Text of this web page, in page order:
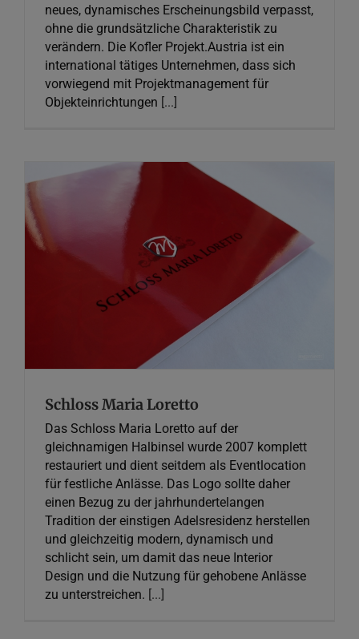
neues, dynamisches Erscheinungsbild verpasst,
ohne die grundsätzliche Charakteristik zu
verändern. Die Kofler Projekt.Austria ist ein
international tätiges Unternehmen, dass sich
vorwiegend mit Projektmanagement für
Objekteinrichtungen [...]
Schloss Maria Loretto
Graphic Design
Schloss Maria Loretto
Das Schloss Maria Loretto auf der
gleichnamigen Halbinsel wurde 2007 komplett
restauriert und dient seitdem als Eventlocation
für festliche Anlässe. Das Logo sollte daher
einen Bezug zu der jahrhundertelangen
Tradition der einstigen Adelsresidenz herstellen
und gleichzeitig modern, dynamisch und
schlicht sein, um damit das neue Interior
Design und die Nutzung für gehobene Anlässe
zu unterstreichen. [...]